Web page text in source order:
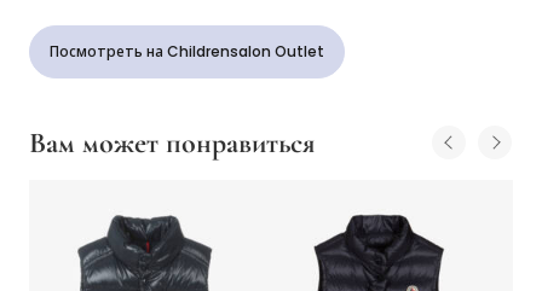
Посмотреть на Childrensalon Outlet
Вам может понравиться